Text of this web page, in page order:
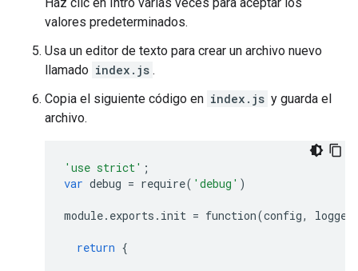
valores predeterminados.
Usa un editor de texto para crear un archivo nuevo
llamado index.js .
Copia el siguiente código en index.js y guarda el
archivo.
'use strict' ;
var debug = require( 'debug' )
module. exports . init = function(config, logger
return {